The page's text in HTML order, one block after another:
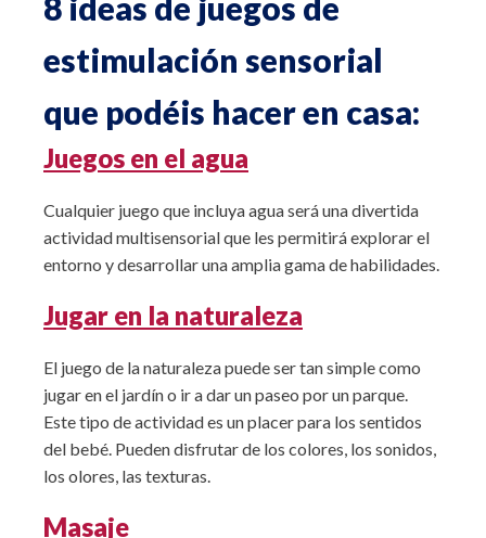
estimulación sensorial
que podéis hacer en casa:
Juegos en el agua
Cualquier juego que incluya agua será una divertida
actividad multisensorial que les permitirá explorar el
entorno y desarrollar una amplia gama de habilidades.
Jugar en la naturaleza
El juego de la naturaleza puede ser tan simple como
jugar en el jardín o ir a dar un paseo por un parque.
Este tipo de actividad es un placer para los sentidos
del bebé. Pueden disfrutar de los colores, los sonidos,
los olores, las texturas.
Masaje